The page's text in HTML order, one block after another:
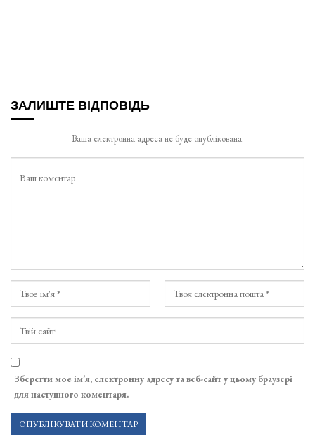
ЗАЛИШТЕ ВІДПОВІДЬ
Ваша електронна адреса не буде опублікована.
Зберегти моє ім’я, електронну адресу та веб-сайт у цьому браузері
для наступного коментаря.